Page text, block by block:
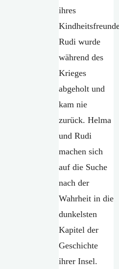
ihres
Rudi wurde
während des
Krieges
abgeholt und
kam nie
zurück. Helma
und Rudi
machen sich
auf die Suche
nach der
Wahrheit in die
dunkelsten
Kapitel der
Geschichte
ihrer Insel.